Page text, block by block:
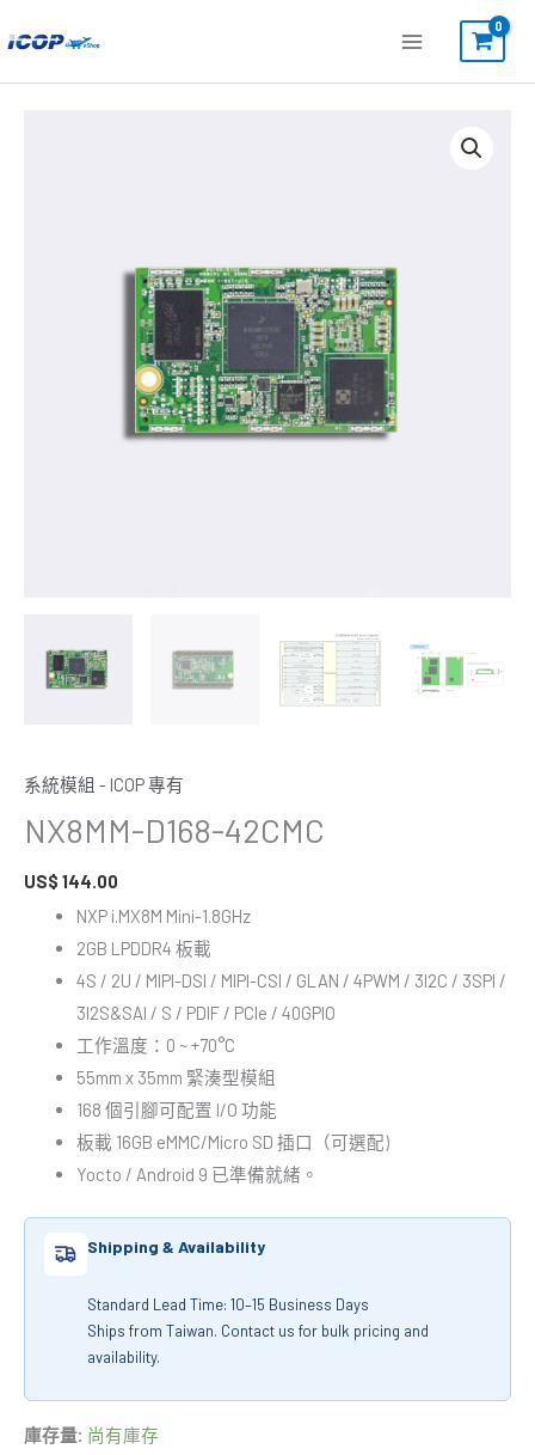
至
主
系統模組 - ICOP 專有
NX8MM-D168-42CMC
US$ 144.00
NXP i.MX8M Mini-1.8GHz
2GB LPDDR4 板載
4S / 2U / MIPI-DSI / MIPI-CSI / GLAN / 4PWM / 3I2C / 3SPI /
3I2S&SAI / S / PDIF / PCIe / 40GPIO
工作溫度：0 ~ +70°C
55mm x 35mm 緊湊型模組
168 個引腳可配置 I/O 功能
板載 16GB eMMC/Micro SD 插口（可選配)
Yocto / Android 9 已準備就緒。
Shipping & Availability
Standard Lead Time: 10–15 Business Days
Ships from Taiwan. Contact us for bulk pricing and
availability.
庫存量: 尚有庫存